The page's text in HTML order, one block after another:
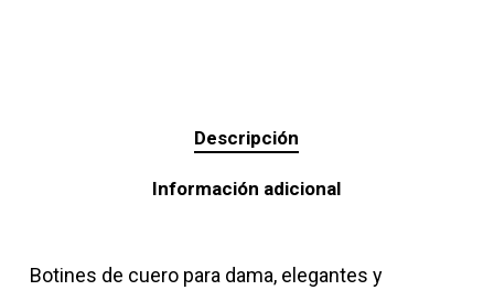
Descripción
Información adicional
Botines de cuero para dama, elegantes y